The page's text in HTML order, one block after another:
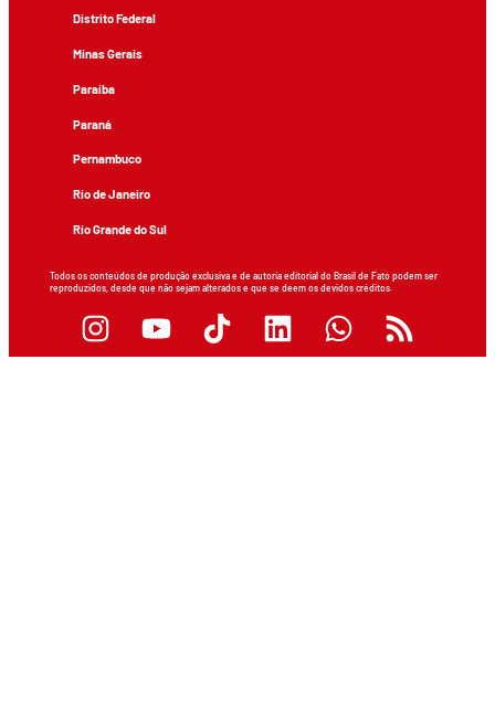
Distrito Federal
Minas Gerais
Paraíba
Paraná
Pernambuco
Rio de Janeiro
Rio Grande do Sul
Todos os conteúdos de produção exclusiva e de autoria editorial do Brasil de Fato podem ser
reproduzidos, desde que não sejam alterados e que se deem os devidos créditos.